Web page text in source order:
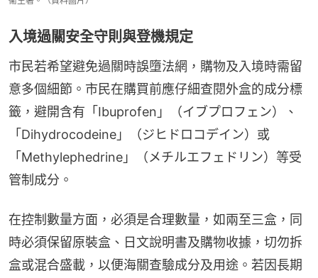
入境過關安全守則與登機規定
市民若希望避免過關時誤墮法網，購物及入境時需留
意多個細節。市民在購買前應仔細查閱外盒的成分標
籤，避開含有「Ibuprofen」（イブプロフェン）、
「Dihydrocodeine」（ジヒドロコデイン）或
「Methylephedrine」（メチルエフェドリン）等受
管制成分。
在控制數量方面，必須是合理數量，如兩至三盒，同
時必須保留原裝盒、日文說明書及購物收據，切勿拆
盒或混合盛載，以便海關查驗成分及用途。若因長期